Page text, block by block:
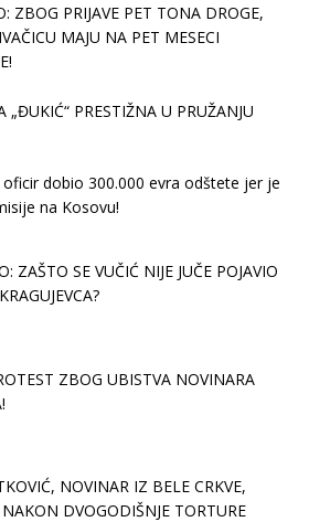
ZBOG PRIJAVE PET TONA DROGE,
MAJU NA PET MESECI
„ĐUKIĆ“ PRESTIŽNA U PRUŽANJU
oficir dobio 300.000 evra odštete jer je
na Kosovu!
ZAŠTO SE VUČIĆ NIJE JUČE POJAVIO
ZBOG UBISTVA NOVINARA
NOVINAR IZ BELE CRKVE,
DVOGODIŠNJE TORTURE